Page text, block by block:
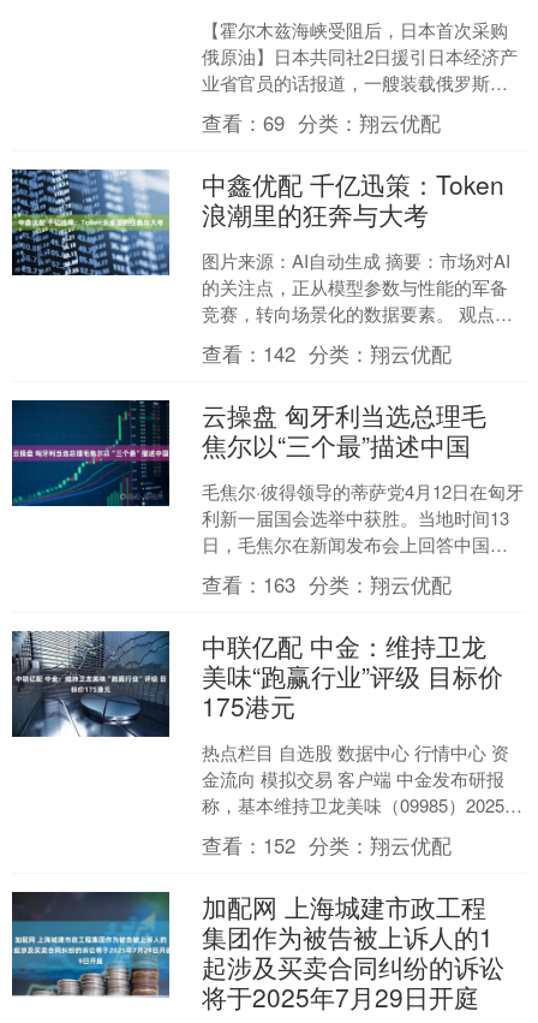
【霍尔木兹海峡受阻后，日本首次采购
俄原油】日本共同社2日援引日本经济产
业省官员的话报道，一艘装载俄罗斯远
东“萨哈林2号”所产原油的油轮，即将抵
达日本。这将是在霍....
查看：69 分类：翔云优配
中鑫优配 千亿迅策：Token
浪潮里的狂奔与大考
图片来源：AI自动生成 摘要：市场对AI
的关注点，正从模型参数与性能的军备
竞赛，转向场景化的数据要素。 观点指
数(GDIRI) 自2025年末上市以来， AI
底....
查看： 142 分类：翔云优配
云操盘 匈牙利当选总理毛
焦尔以“三个最”描述中国
毛焦尔·彼得领导的蒂萨党4月12日在匈牙
利新一届国会选举中获胜。当地时间13
日，毛焦尔在新闻发布会上回答中国媒
体有关中匈关系的问题时表示，“中国是
世界上最重要、....
查看： 163 分类：翔云优配
中联亿配 中金：维持卫龙
美味“跑赢行业”评级 目标价
175港元
热点栏目 自选股 数据中心 行情中心 资
金流向 模拟交易 客户端 中金发布研报
称，基本维持卫龙美味（09985）2025年
和2026年利润预测，保持目标价17.....
查看： 152 分类：翔云优配
加配网 上海城建市政工程
集团作为被告被上诉人的1
起涉及买卖合同纠纷的诉讼
将于2025年7月29日开庭